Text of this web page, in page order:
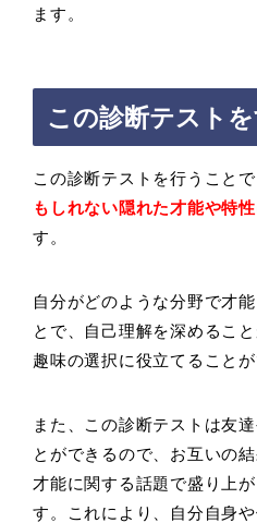
ます。
この診断テスト
この診断テストを行うことで
もしれない隠れた才能や特性
す。
自分がどのような分野で才
とで、自己理解を深めるこ
趣味の選択に役立てることが
また、この診断テストは友
とができるので、お互いの
才能に関する話題で盛り上
す。これにより、自分自身